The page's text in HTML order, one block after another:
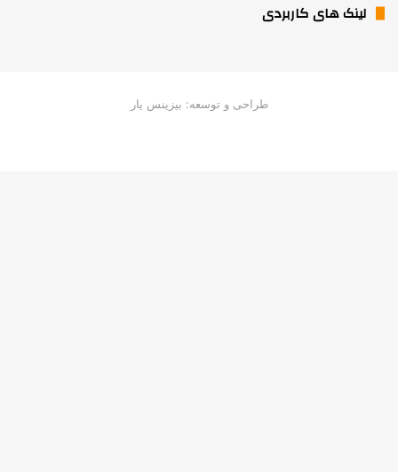
لینک های کاربردی
طراحی و توسعه: بیزینس یار